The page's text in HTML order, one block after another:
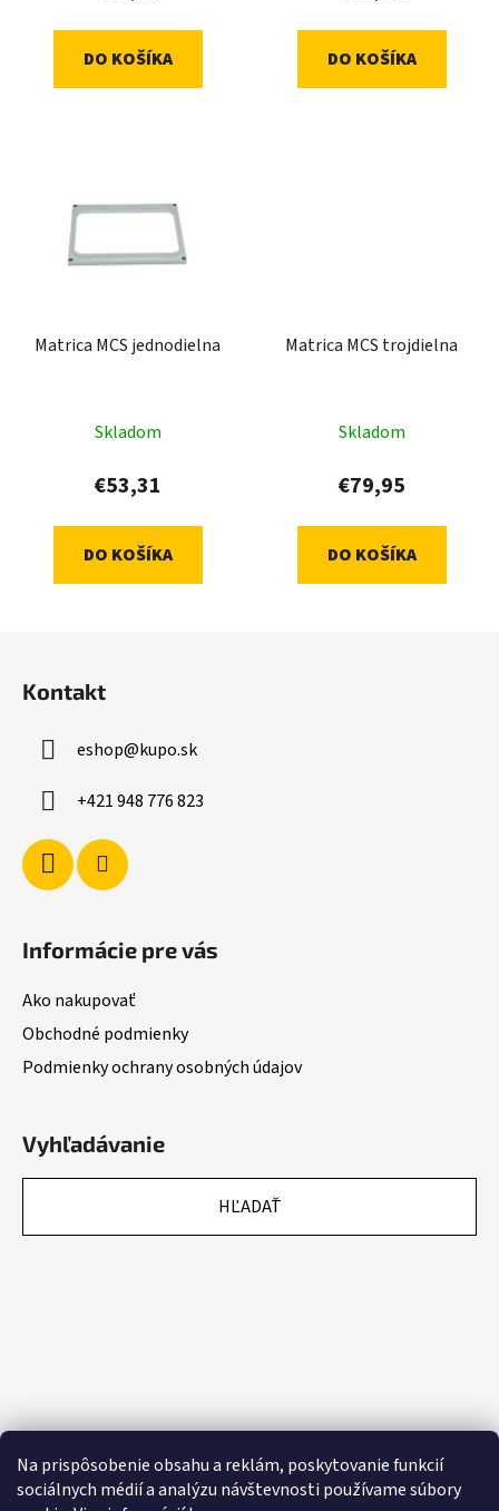
Na prispôsobenie obsahu a reklám, poskytovanie funkcií
sociálnych médií a analýzu návštevnosti používame súbory
DO KOŠÍKA DO KOŠÍKA
Matrica MCS jednodielna
Skladom
€53,31
DO KOŠÍKA
Matrica MCS trojdielna
Skladom
€79,95
DO KOŠÍKA
Kontakt
eshop@kupo.sk
+421 948 776 823
Informácie pre vás
Ako nakupovať
Obchodné podmienky
Podmienky ochrany osobných údajov
Vyhľadávanie
HĽADAŤ